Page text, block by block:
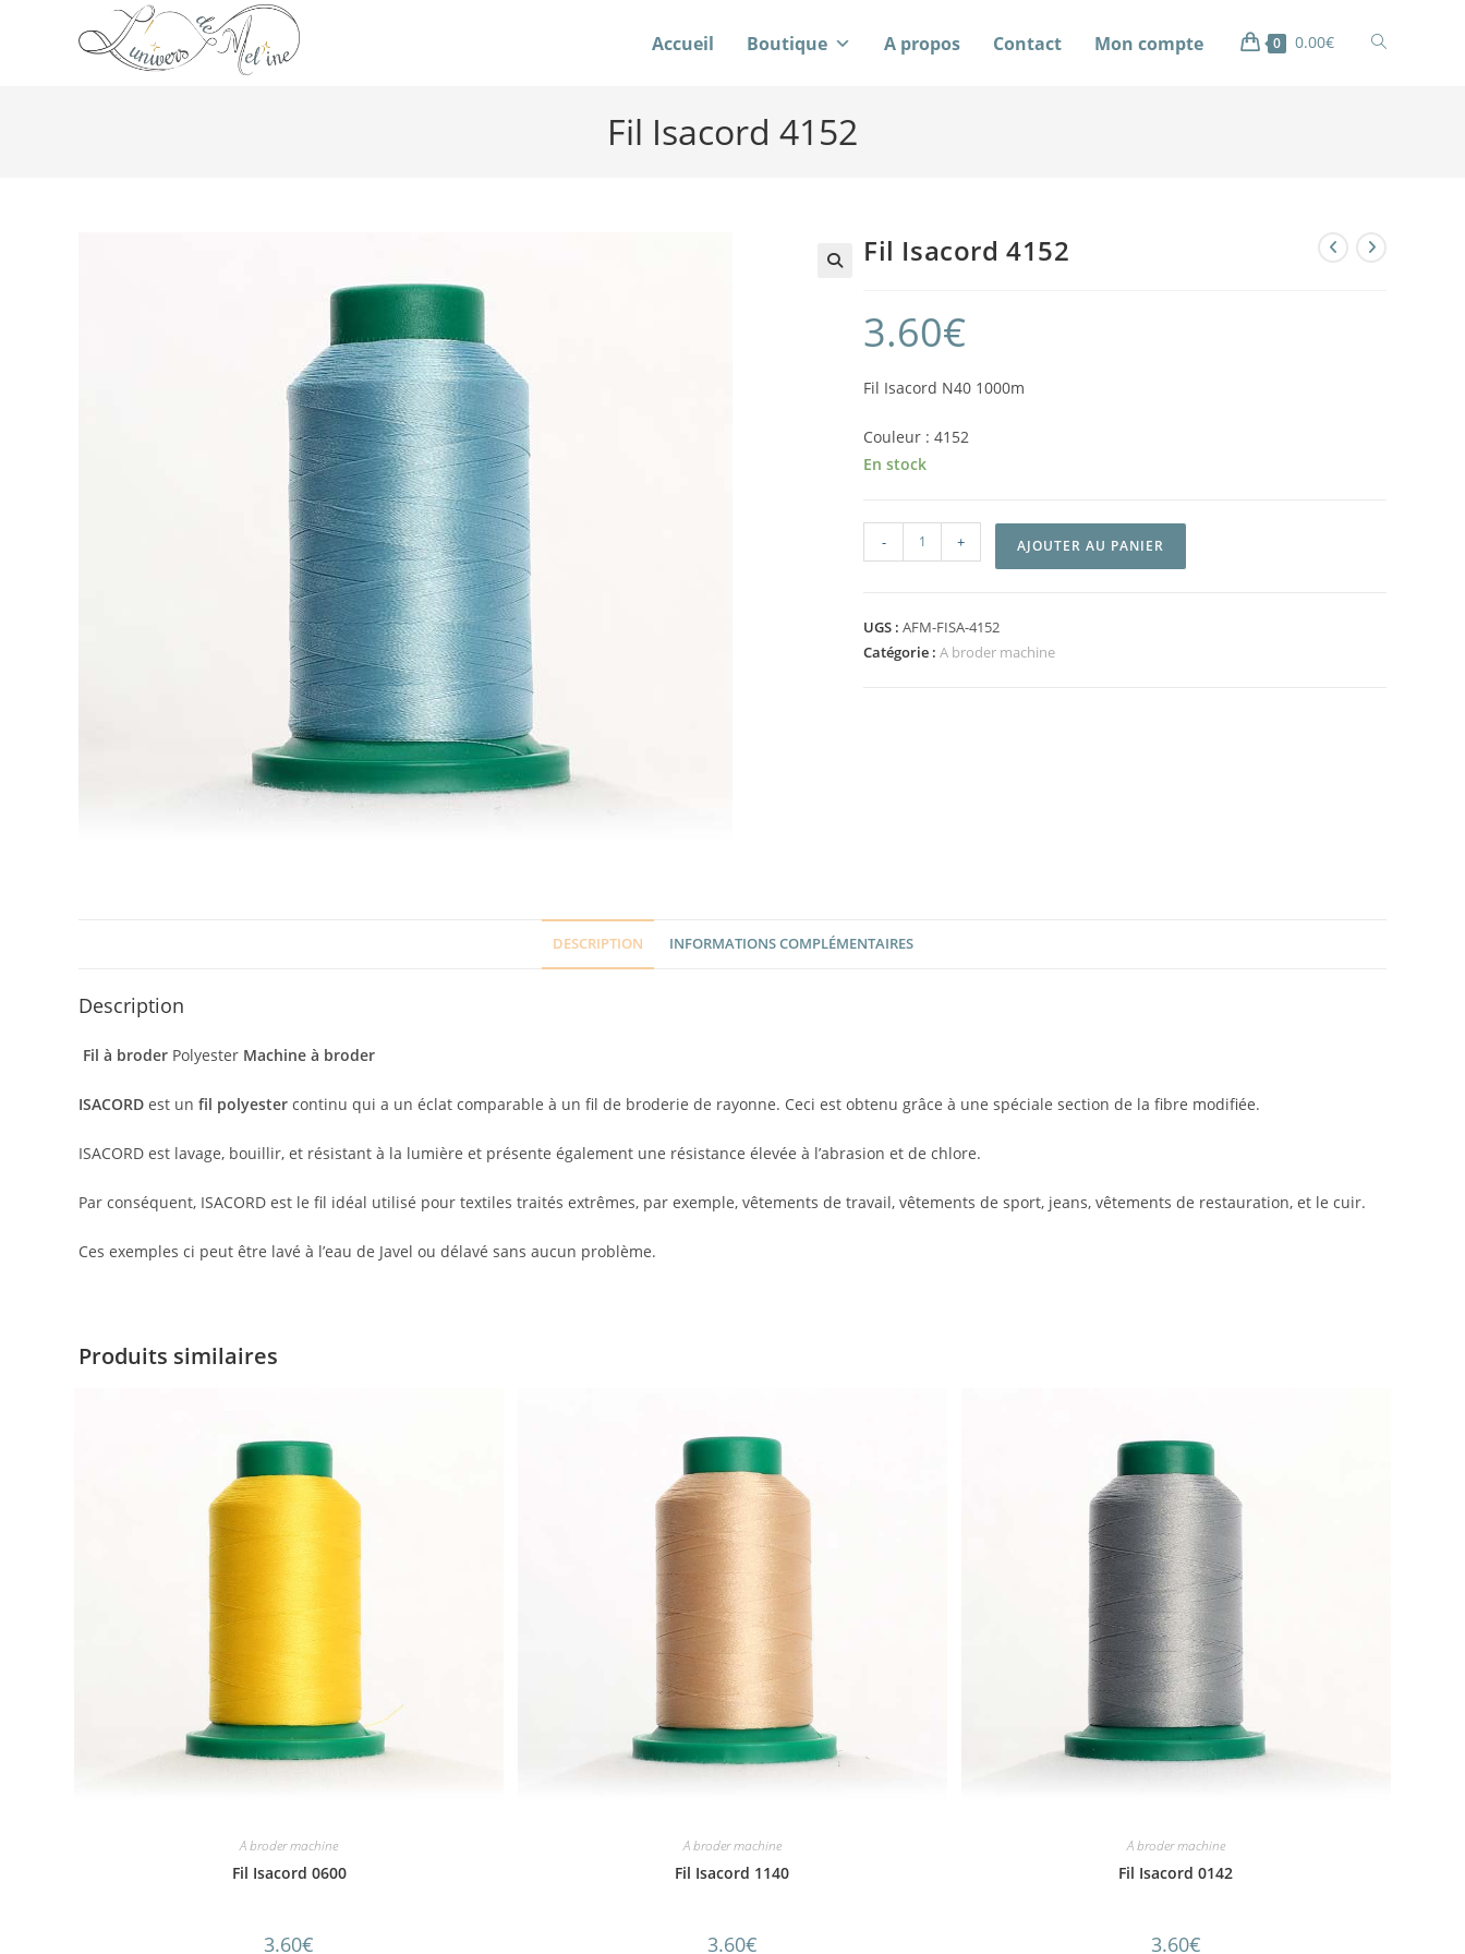
Accueil Boutique A propos Contact Mon compte 0 0.00€
Fil Isacord 4152
Fil Isacord 4152
3.60€
Fil Isacord N40 1000m
Couleur : 4152
En stock
- + AJOUTER AU PANIER
UGS : AFM-FISA-4152
Catégorie : A broder machine
DESCRIPTION INFORMATIONS COMPLÉMENTAIRES
Description
Fil à broder Polyester Machine à broder
ISACORD est un fil polyester continu qui a un éclat comparable à un fil de broderie de rayonne. Ceci est obtenu grâce à une spéciale section de la fibre modifiée.
ISACORD est lavage, bouillir, et résistant à la lumière et présente également une résistance élevée à l’abrasion et de chlore.
Par conséquent, ISACORD est le fil idéal utilisé pour textiles traités extrêmes, par exemple, vêtements de travail, vêtements de sport, jeans, vêtements de restauration, et le cuir.
Ces exemples ci peut être lavé à l’eau de Javel ou délavé sans aucun problème.
Produits similaires
A broder machine
Fil Isacord 0600
3.60€
A broder machine
Fil Isacord 1140
3.60€
A broder machine
Fil Isacord 0142
3.60€